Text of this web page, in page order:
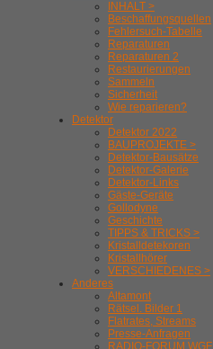
INHALT >
Beschaffungsquellen
Fehlersuch-Tabelle
Reparaturen
Reparaturen 2
Restaurierungen
Sammeln
Sicherheit
Wie reparieren?
Detektor
Detektor 2022
BAUPROJEKTE >
Detektor-Bausätze
Detektor-Galerie
Detektor-Links
Gäste-Geräte
Gollodyne
Geschichte
TIPPS & TRICKS >
Kristalldetekoren
Kristallhörer
VERSCHIEDENES >
Anderes
Altamont
Rätsel. Bilder 1
Flatrates, Streams
Presse-Anfragen
RADIO-FORUM WGF